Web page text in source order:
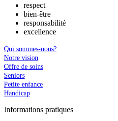
respect
bien-être
responsabilité
excellence
Qui sommes-nous?
Notre vision
Offre de soins
Seniors
Petite enfance
Handicap
Informations pratiques